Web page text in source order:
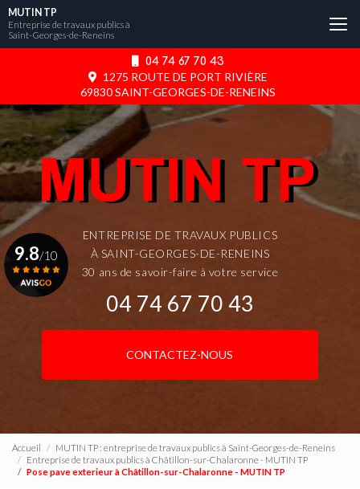
Aller
au
contenu
04 74 67 70 43
1275 ROUTE DE PORT RIVIÈRE
69830 SAINT-GEORGES-DE-RENEINS
MUTIN TP
Entreprise de travaux publics à
Saint-Georges-de-Reneins
ENTREPRISE DE TRAVAUX PUBLICS
À SAINT-GEORGES-DE-RENEINS
30 ans de savoir-faire à votre service
04 74 67 70 43
CONTACTEZ-NOUS
9.8/10
Accueil
MUTIN TP : entreprise de travaux publics à Saint-Georges-de-Reneins
Entreprise de travaux publics à Châtillon-sur-Chalaronne - MUTIN TP
Pose pave exterieur à Châtillon-sur-Chalaronne - MUTIN TP